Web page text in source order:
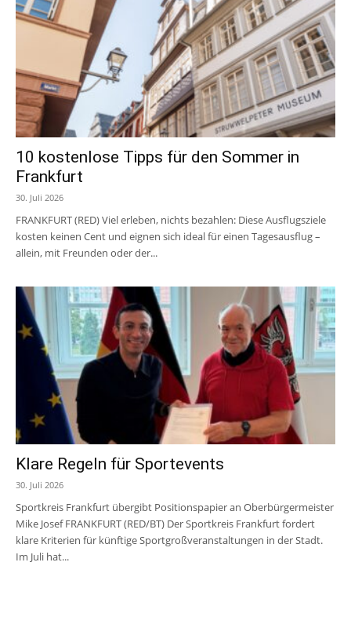
10 kostenlose Tipps für den Sommer in
Frankfurt
30. Juli 2026
FRANKFURT (RED) Viel erleben, nichts bezahlen: Diese Ausflugsziele
kosten keinen Cent und eignen sich ideal für einen Tagesausflug –
allein, mit Freunden oder der...
Klare Regeln für Sportevents
30. Juli 2026
Sportkreis Frankfurt übergibt Positionspapier an Oberbürgermeister
Mike Josef FRANKFURT (RED/BT) Der Sportkreis Frankfurt fordert
klare Kriterien für künftige Sportgroßveranstaltungen in der Stadt.
Im Juli hat...